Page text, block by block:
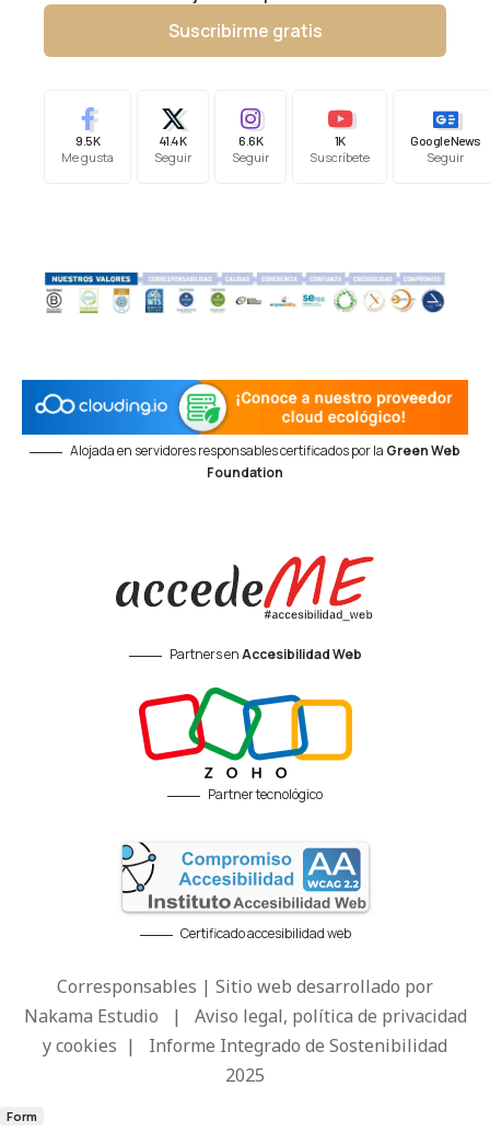
Suscribirme gratis
9.5K
Me gusta
41.4K
Seguir
6.6K
Seguir
1K
Suscríbete
Google News
Seguir
Alojada en servidores responsables certificados por la Green Web
Foundation
Partners enAccesibilidad Web
Partner tecnológico
Certificado accesibilidad web
Corresponsables | Sitio web desarrollado por
Nakama Estudio | Aviso legal, política de privacidad
y cookies | Informe Integrado de Sostenibilidad
2025
Form